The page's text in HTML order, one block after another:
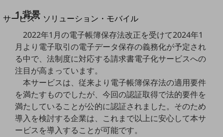
サービス・ソリューション・モバイル
サービス・ソリューションTOP
DXに関する課題を解決する
サービス・ソリューションをご紹介
カテゴリーで探す
カテゴリーで探すTOP
ネットワーク・モバイル
クラウド・データセンター
電話・映像コミュニケーション
1.背景
2022年1月の電子帳簿保存法改正を受けて2024年1
月より電子取引の電子データ保存の義務化が予定され
る中で、法制度に対応する請求書電子化サービスへの
注目が高まっています。
本サービスは、従来より電子帳簿保存法の適用要件
を満たすものでしたが、今回の認証取得で法的要件を
満たしていることが公的に認証されました。そのため
導入を検討する企業は、これまで以上に安心して本サ
ービスを導入することが可能です。